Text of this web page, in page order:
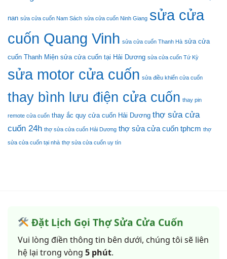
nan sửa cửa cuốn Nam Sách sửa cửa cuốn Ninh Giang sửa cửa
cuốn Quang Vinh sửa cửa cuốn Thanh Hà sửa cửa
cuốn Thanh Miện sửa cửa cuốn tại Hải Dương sửa cửa cuốn Tứ Kỳ
sửa motor cửa cuốn sửa điều khiển cửa cuốn
thay bình lưu điện cửa cuốn thay pin
remote cửa cuốn thay ắc quy cửa cuốn Hải Dương thợ sửa cửa
cuốn 24h thợ sửa cửa cuốn Hải Dương thợ sửa cửa cuốn tphcm thợ
sửa cửa cuốn tại nhà thợ sửa cửa cuốn uy tín
Đặt Lịch Gọi Thợ Sửa Cửa Cuốn
Vui lòng điền thông tin bên dưới, chúng tôi sẽ liên
hệ lại trong vòng 5 phút.